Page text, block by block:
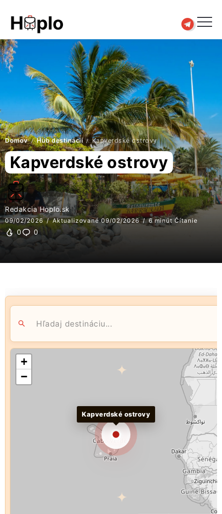
Domov / Hub destinácií / Kapverdské ostrovy
Kapverdské ostrovy
Redakcia Hoplo.sk
09/02/2026 Aktualizované 09/02/2026 6 minút Čítanie
0 0
Kapverdské ostrovy
+
−